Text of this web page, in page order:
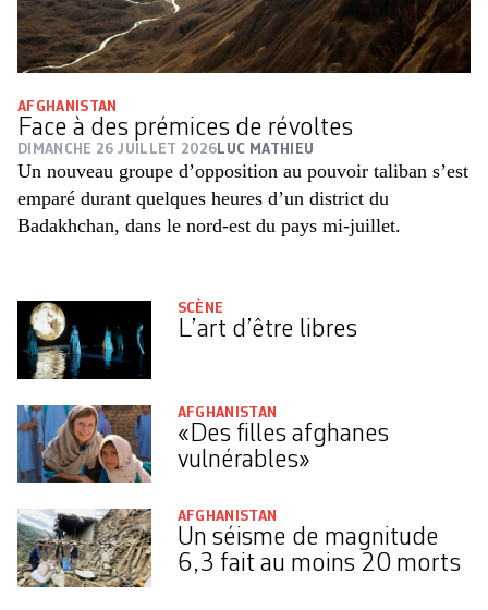
AFGHANISTAN
Face à des prémices de révoltes
DIMANCHE 26 JUILLET 2026 LUC MATHIEU
Un nouveau groupe d’opposition au pouvoir taliban s’est
emparé durant quelques heures d’un district du
Badakhchan, dans le nord-est du pays mi-juillet.
SCÈNE
L’art d’être libres
AFGHANISTAN
«Des filles afghanes
vulnérables»
AFGHANISTAN
Un séisme de magnitude
6,3 fait au moins 20 morts